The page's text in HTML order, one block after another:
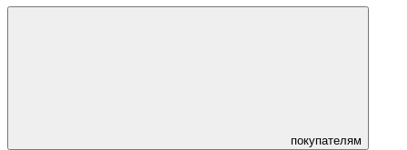
покупателям